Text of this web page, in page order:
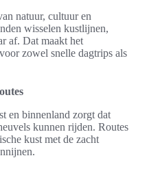
natuur, cultuur en
wisselen kustlijnen,
af. Dat maakt het
zowel snelle dagtrips als
en binnenland zorgt dat
kunnen rijden. Routes
kust met de zacht